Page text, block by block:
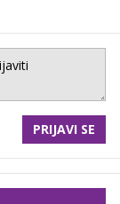
PRIJAVI SE